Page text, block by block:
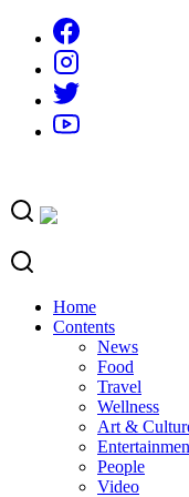
content
Home
Contents
News
Food
Travel
Wellness
Art &
People
Video